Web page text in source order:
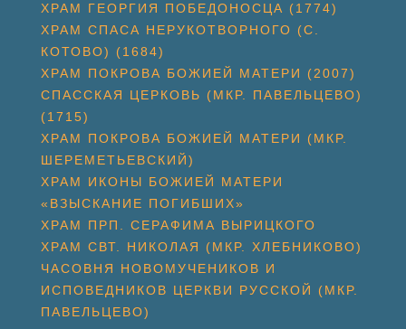
ХРАМ ГЕОРГИЯ ПОБЕДОНОСЦА (1774)
ХРАМ СПАСА НЕРУКОТВОРНОГО (С.
КОТОВО) (1684)
ХРАМ ПОКРОВА БОЖИЕЙ МАТЕРИ (2007)
СПАССКАЯ ЦЕРКОВЬ (МКР. ПАВЕЛЬЦЕВО)
(1715)
ХРАМ ПОКРОВА БОЖИЕЙ МАТЕРИ (МКР.
ШЕРЕМЕТЬЕВСКИЙ)
ХРАМ ИКОНЫ БОЖИЕЙ МАТЕРИ
«ВЗЫСКАНИЕ ПОГИБШИХ»
ХРАМ ПРП. СЕРАФИМА ВЫРИЦКОГО
ХРАМ СВТ. НИКОЛАЯ (МКР. ХЛЕБНИКОВО)
ЧАСОВНЯ НОВОМУЧЕНИКОВ И
ИСПОВЕДНИКОВ ЦЕРКВИ РУССКОЙ (МКР.
ПАВЕЛЬЦЕВО)